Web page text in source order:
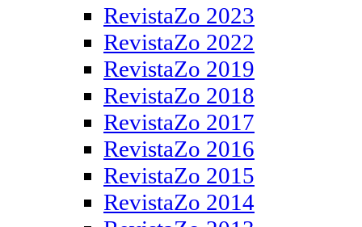
RevistaZo 2023
RevistaZo 2022
RevistaZo 2019
RevistaZo 2018
RevistaZo 2017
RevistaZo 2016
RevistaZo 2015
RevistaZo 2014